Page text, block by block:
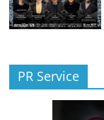
PR Service